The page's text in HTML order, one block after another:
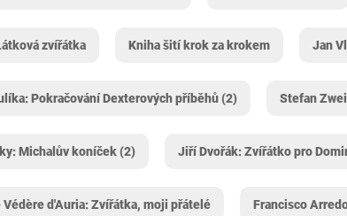
zvířátka Kniha šití krok za krokem Jan
Pokračování Dexterových příběhů (2) Stefan
Michalův koníček (2) Jiří Dvořák: Zvířátko pro
Védère d'Auria: Zvířátka, moji přátelé Francisco